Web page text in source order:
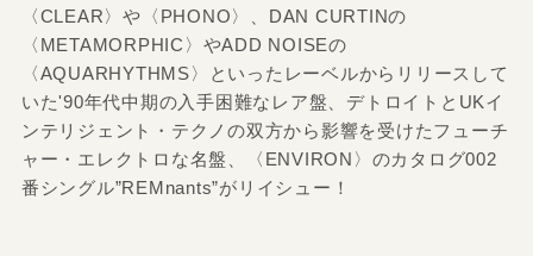
〈CLEAR〉や〈PHONO〉、DAN CURTINの
〈METAMORPHIC〉やADD NOISEの
〈AQUARHYTHMS〉といったレーベルからリリースして
いた'90年代中期の入手困難なレア盤、デトロイトとUKイ
ンテリジェント・テクノの双方から影響を受けたフューチ
ャー・エレクトロな名盤、〈ENVIRON〉のカタログ002
番シングル”REMnants”がリイシュー！